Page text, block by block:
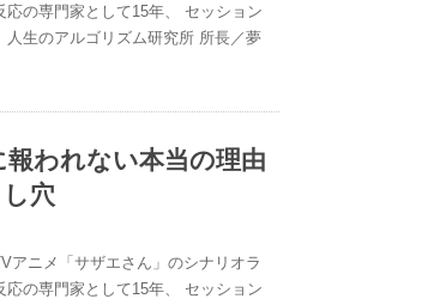
の専門家として15年、 セッション
人生のアルゴリズム研究所 所長／夢
われない本当の理由
し穴
アニメ「サザエさん」のシナリオラ
の専門家として15年、 セッション